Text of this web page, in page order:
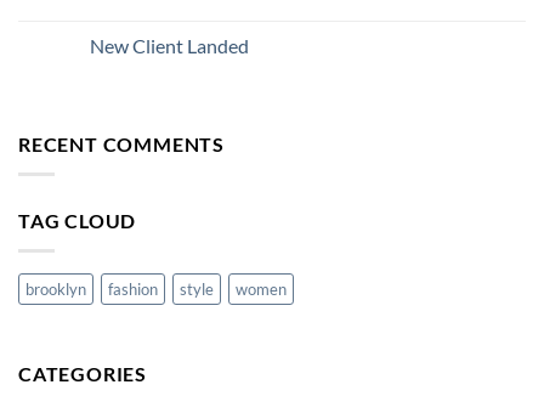
New Client Landed
RECENT COMMENTS
TAG CLOUD
brooklyn fashion style women
CATEGORIES